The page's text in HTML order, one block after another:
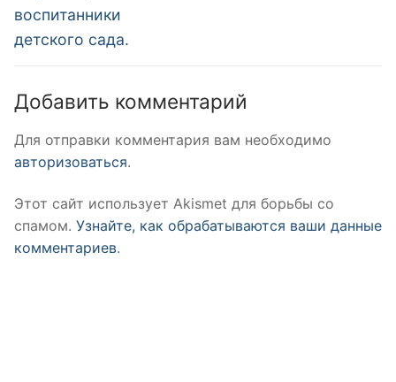
воспитанники
детского сада.
Добавить комментарий
Для отправки комментария вам необходимо
авторизоваться.
Этот сайт использует Akismet для борьбы со
спамом. Узнайте, как обрабатываются ваши данные
комментариев.